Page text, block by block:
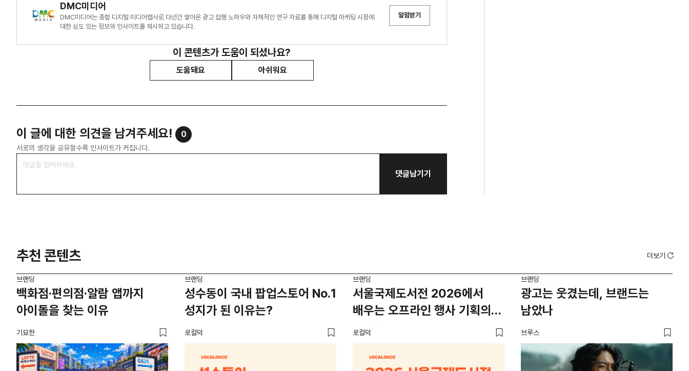
DMC미디어
DMC미디어는 종합 디지털 미디어렙사로 다년간 쌓아온 광고 집행 노하우와 자체적인 연구 자료를 통해 디지털 마케팅 시장에
대한 심도 있는 정보와 인사이트를 제시하고 있습니다.
알림받기
이 콘텐츠가 도움이 되셨나요?
도움돼요 아쉬워요
이 글에 대한 의견을 남겨주세요! 0
서로의 생각을 공유할수록 인사이트가 커집니다.
댓글남기기
추천 콘텐츠 더보기
브랜딩
백화점·편의점·알람 앱까지
아이돌을 찾는 이유
기묘한
브랜딩
성수동이 국내 팝업스토어 No.1
성지가 된 이유는?
로컬덕
브랜딩
서울국제도서전 2026에서
배우는 오프라인 행사 기획의
5가지 공식
로컬덕
브랜딩
광고는 웃겼는데, 브랜드는
남았나
브루스